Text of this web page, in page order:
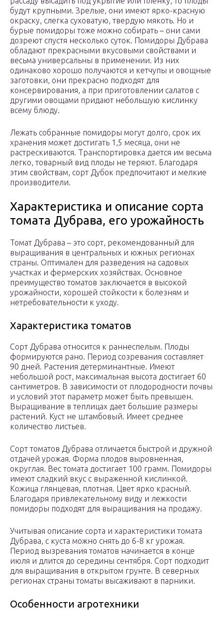
будут крупными. Зрелые, они имеют ярко-красную
окраску, слегка суховатую, твердую мякоть. Но и
бурые помидоры тоже можно собирать – они сами
дозреют спустя несколько суток. Помидоры Дубрава
обладают прекрасными вкусовыми свойствами и
весьма универсальны в применении. Из них
одинаково хорошо получаются и кетчупы и овощные
заготовки, они прекрасно подходят для
консервирования, а при приготовлении салатов с
другими овощами придают небольшую кислинку
всему блюду.
Лежать собранные помидоры могут долго, срок их
хранения может достигать 1,5 месяца, они не
растрескиваются. Транспортировка дается им весьма
легко, товарный вид плоды не теряют. Благодаря
этим свойствам, сорт Дубок предпочитают и мелкие
производители.
Характеристика и описание сорта
томата Дубрава, его урожайность
Томат Дубрава – это сорт, рекомендованный для
выращивания в центральных и южных регионах
страны. Оптимален для разведения на садовых
участках и фермерских хозяйствах. Основное
преимущество томатов заключается в высокой
урожайности, хорошей стойкости к болезням и
нетребовательности к уходу.
Характеристика томатов
Сорт Дубрава относится к раннеспелым. Плоды
формируются рано. Период созревания составляет
90 дней. Растения детерминантные. Имеют
небольшой рост, максимальная высота достигает 60
сантиметров. В зависимости от плодородности почвы
и условий этот параметр может быть превышен.
Выращивание в теплицах дает большие размеры
растений. Куст не штамбовый. Имеет среднее
количество листьев.
Сорт томатов Дубрава отличается быстрой и дружной
отдачей урожая. Форма плодов выровненная,
округлая. Вес томата достигает 100 грамм. Помидоры
имеют сладкий вкус с выраженной кислинкой.
Кожица глянцевая, плотная. Цвет ярко красный.
Благодаря привлекательному виду и лежкости
помидоры подходят для выращивания на продажу.
Учитывая описание сорта и характеристики томата
Дубрава, с куста можно снять до 6-8 кг урожая.
Период вызревания томатов начинается в конце
июля и длится до середины сентября. Сорт подходит
для выращивания в открытом грунте. В северных
регионах страны томаты высаживают в парники.
Особенности агротехники